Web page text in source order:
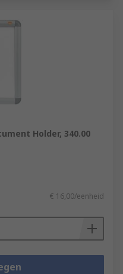
Holder, 340.00
€ 16,00/eenheid